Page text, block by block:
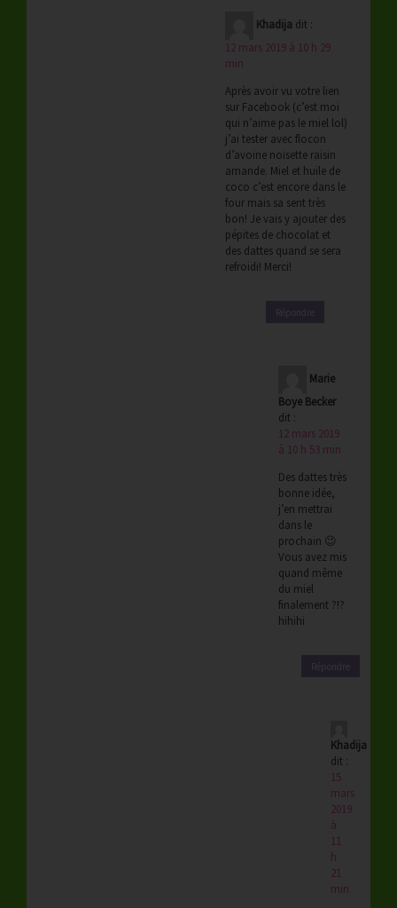
Khadija dit :
12 mars 2019 à 10 h 29
min
Après avoir vu votre lien
sur Facebook (c’est moi
qui n’aime pas le miel lol)
j’ai tester avec flocon
d’avoine noisette raisin
amande. Miel et huile de
coco c’est encore dans le
four mais sa sent très
bon! Je vais y ajouter des
pépites de chocolat et
des dattes quand se sera
refroidi! Merci!
Marie
Boye Becker
dit :
12 mars 2019
à 10 h 53 min
Des dattes très
bonne idée,
j’en mettrai
dans le
prochain 😉
Vous avez mis
quand même
du miel
finalement ?!?
hihihi
Khadija
dit :
15
mars
2019
à
11
h
21
min